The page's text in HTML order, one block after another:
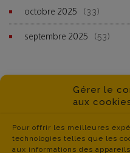
Gérer le
aux
Pour offrir les meilleures
technologies telles que les
aux informations des
octobre 2025 (33)
septembre 2025 (53)